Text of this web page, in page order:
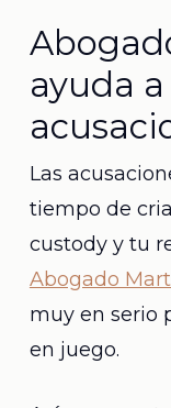
ayuda
Las
tiempo de
custody y tu
Abogado
muy en serio
en juego.